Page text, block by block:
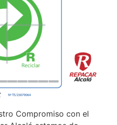
Compromiso con el